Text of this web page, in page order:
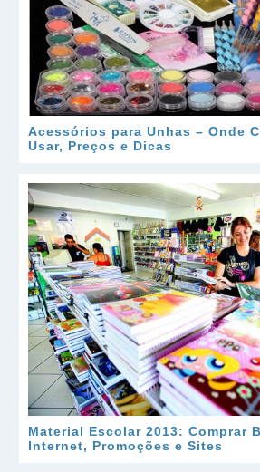
Acessórios para Unhas – Onde
Usar, Preços e Dicas
Material Escolar 2013: Comprar
Internet, Promoções e Sites